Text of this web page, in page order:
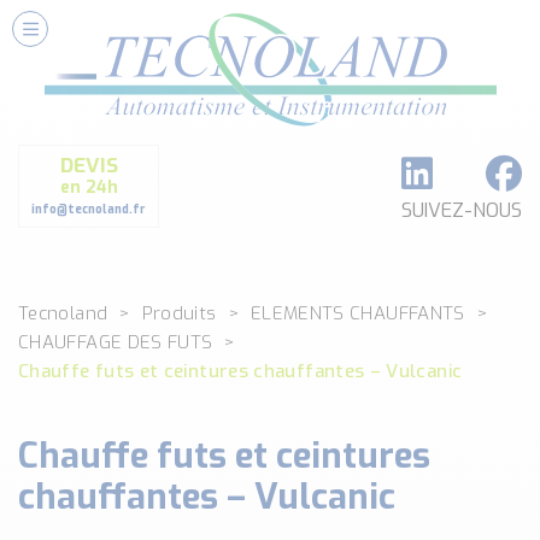
DEVIS
en 24h
info@tecnoland.fr SUIVEZ-NOUS
Nos Services
Conseils et Fourniture
Formation et Assistance
Architecture I-O Link multi fabricants
Classé par catégorie
DEBIT
DETECTION
SECURITE MACHINE
ENREGISTREUR + ACQUISITION DE DONNEES
Voir toutes les catégories …
Tecnoland Produits
ELEMENTS CHAUFFANTS
CHAUFFAGE DES FUTS
Chauffe futs et ceintures chauffantes – Vulcanic
Chauffe futs et ceintures
chauffantes – Vulcanic